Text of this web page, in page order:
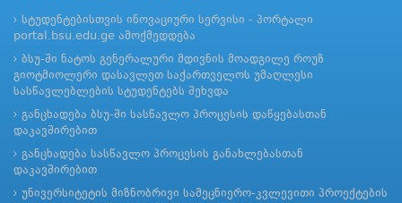
სტუდენტებისთვის ინოვაციური სერვისი - პორტალი
portal.bsu.edu.ge ამოქმედდება
ბსუ-ში ნატოს გენერალური მდივნის მოადგილე როუზ
გიოტმიოლერი დასავლეთ საქართველოს უმაღლესი
სასწავლებლების სტუდენტებს შეხვდა
განცხადება ბსუ-ში სასწავლო პროცესის დაწყებასთან
დაკავშირებით
განცხადება სასწავლო პროცესის განახლებასთან
დაკავშირებით
უნივერსიტეტის მიზნობრივი სამეცნიერო-კვლევითი პროექტების